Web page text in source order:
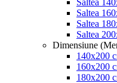
Saltea
Saltea
Saltea
Dimensiune
140x200
160x200
180x200